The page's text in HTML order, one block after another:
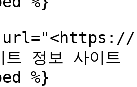
트 정보 사이트